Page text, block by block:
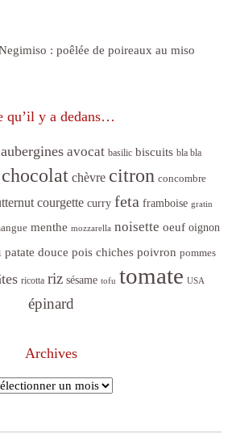
: poêlée de poireaux au miso
qu’il y a dedans…
aubergines avocat basilic biscuits bla bla
chocolat chèvre citron concombre
courgette curry feta framboise gratin
menthe mozzarella noisette oeuf oignon
patate douce pois chiches poivron pommes
ricotta riz sésame tofu tomate USA
épinard
Archives